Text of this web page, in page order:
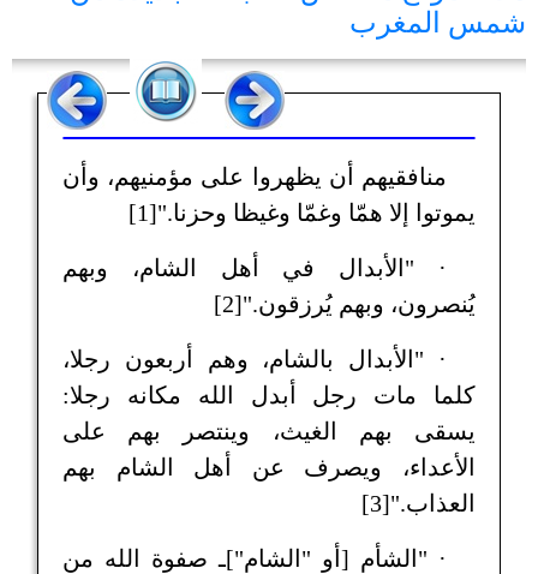
شمس المغرب
منافقيهم أن يظهروا على مؤمنيهم، وأن
يموتوا إلا همّا وغمّا وغيظا وحزنا."[1]
· "الأبدال في أهل الشام، وبهم
يُنصرون، وبهم يُرزقون."[2]
· "الأبدال بالشام، وهم أربعون رجلا،
كلما مات رجل أبدل الله مكانه رجلا:
يسقى بهم الغيث، وينتصر بهم على
الأعداء، ويصرف عن أهل الشام بهم
العذاب."[3]
· "الشأم [أو "الشام"]ـ صفوة الله من